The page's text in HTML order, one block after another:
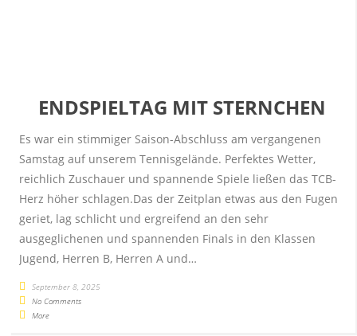
ENDSPIELTAG MIT STERNCHEN
Es war ein stimmiger Saison-Abschluss am vergangenen
Samstag auf unserem Tennisgelände. Perfektes Wetter,
reichlich Zuschauer und spannende Spiele ließen das TCB-
Herz höher schlagen.Das der Zeitplan etwas aus den Fugen
geriet, lag schlicht und ergreifend an den sehr
ausgeglichenen und spannenden Finals in den Klassen
Jugend, Herren B, Herren A und…
September 8, 2025
No Comments
More